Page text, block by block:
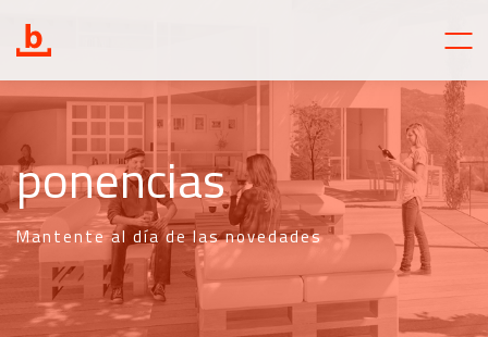
ponencias
Mantente al día de las novedades